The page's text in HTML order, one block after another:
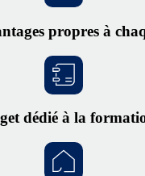
propres à
dédié à la